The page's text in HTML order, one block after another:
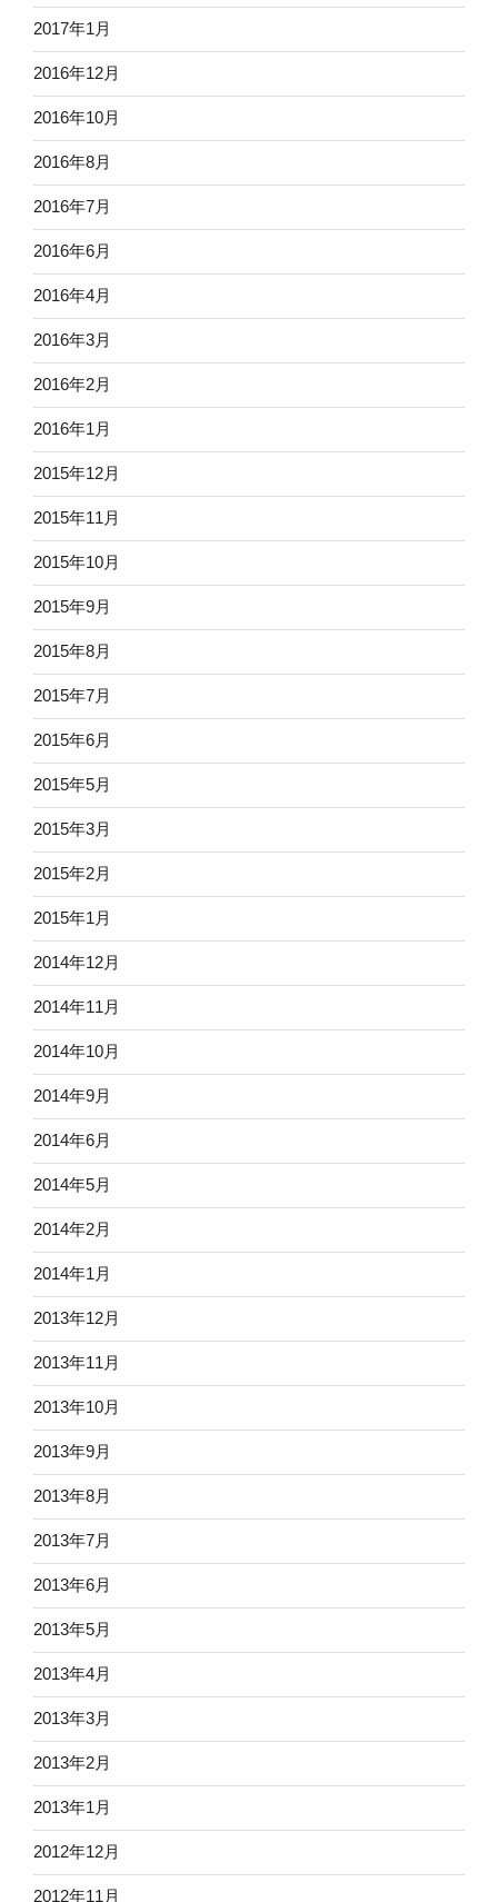
2017年1月
2016年12月
2016年10月
2016年8月
2016年7月
2016年6月
2016年4月
2016年3月
2016年2月
2016年1月
2015年12月
2015年11月
2015年10月
2015年9月
2015年8月
2015年7月
2015年6月
2015年5月
2015年3月
2015年2月
2015年1月
2014年12月
2014年11月
2014年10月
2014年9月
2014年6月
2014年5月
2014年2月
2014年1月
2013年12月
2013年11月
2013年10月
2013年9月
2013年8月
2013年7月
2013年6月
2013年5月
2013年4月
2013年3月
2013年2月
2013年1月
2012年12月
2012年11月